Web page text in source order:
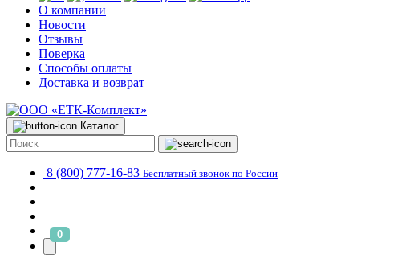
О компании
Новости
Отзывы
Поверка
Способы оплаты
Доставка и возврат
Каталог
8 (800) 777-16-83 Бесплатный звонок по России
0